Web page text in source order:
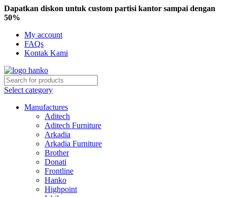
Dapatkan diskon untuk custom partisi kantor sampai dengan
50%
My account
FAQs
Kontak Kami
Select category
Manufactures
Aditech
Aditech Furniture
Arkadia
Arkadia Furniture
Brother
Donati
Frontline
Hanko
Highpoint